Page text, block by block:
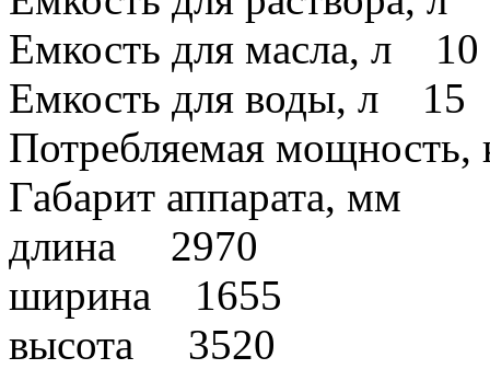
Емкость для масла, л 10
Емкость для воды, л 15
Потребляемая
Габарит аппарата, мм
длина 2970
ширина 1655
высота 3520